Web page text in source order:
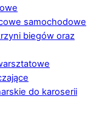
samochodowe
biegów oraz
do karoserii